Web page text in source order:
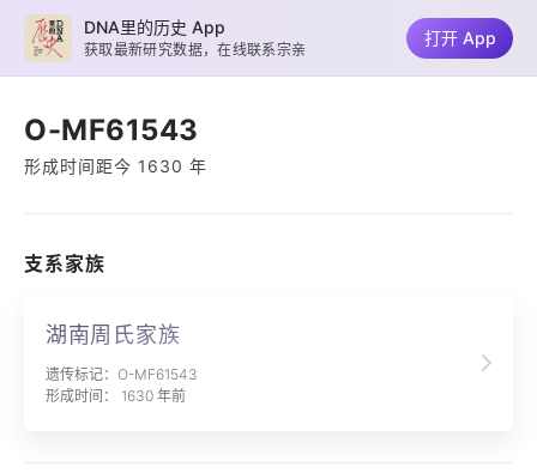
O-MF61543
形成时间距今 1630 年
支系家族
湖南周氏家族
遗传标记：O-MF61543
形成时间： 1630 年前
DNA里的历史 App
获取最新研究数据，在线联系宗亲
打开 App